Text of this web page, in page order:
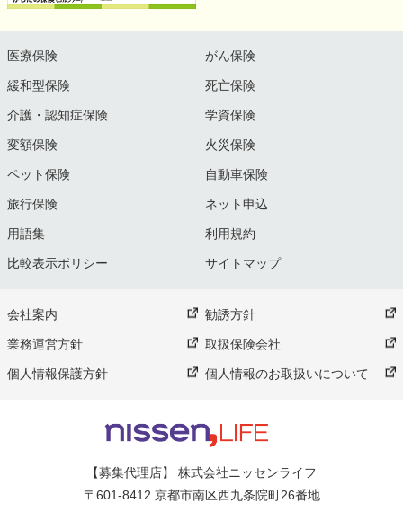
医療保険 がん保険
緩和型保険 死亡保険
介護・認知症保険 学資保険
変額保険 火災保険
ペット保険 自動車保険
旅行保険 ネット申込
用語集 利用規約
比較表示ポリシー サイトマップ
会社案内 勧誘方針
業務運営方針 取扱保険会社
個人情報保護方針 個人情報のお取扱いについて
【募集代理店】 株式会社ニッセンライフ
〒601-8412 京都市南区西九条院町26番地